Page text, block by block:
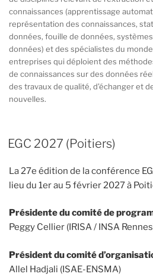
connaissances (apprentissage
représentation des connaissances,
données, fouille de données,
données) et des spécialistes du
entreprises qui déploient des
de connaissances sur des données
des travaux de qualité, d’échanger et
nouvelles.
EGC 2027 (Poitiers)
La 27e édition de la conférence
lieu du 1er au 5 février 2027 à
Présidente du comité de
Peggy Cellier (IRISA / INSA
Président du comité
Allel Hadjali (ISAE-ENSMA)